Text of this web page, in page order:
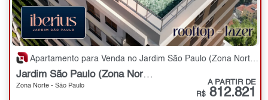
Apartamento para Venda no Jardim São Paulo (Zona Norte) com 3 quartos - 62 a 80 m²
Jardim São Paulo (Zona Norte)
Zona Norte - São Paulo A PARTIR DE
R$ 812.821